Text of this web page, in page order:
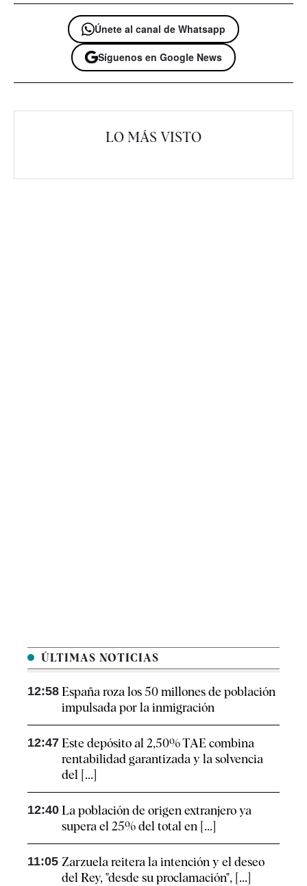
Únete al canal de Whatsapp
Síguenos en Google News
LO MÁS VISTO
ÚLTIMAS NOTICIAS
12:58 España roza los 50 millones de población
impulsada por la inmigración
12:47 Este depósito al 2,50% TAE combina
rentabilidad garantizada y la solvencia
del [...]
12:40 La población de origen extranjero ya
supera el 25% del total en [...]
11:05 Zarzuela reitera la intención y el deseo
del Rey, "desde su proclamación", [...]